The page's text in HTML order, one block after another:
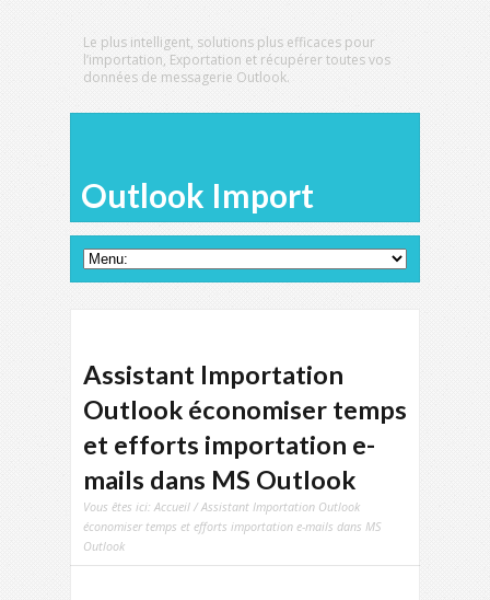
Le plus intelligent, solutions plus efficaces pour
l’importation, Exportation et récupérer toutes vos
données de messagerie Outlook.
Outlook Import
Assistant Importation
Outlook économiser temps
et efforts importation e-
mails dans MS Outlook
Vous êtes ici: Accueil / Assistant Importation Outlook
économiser temps et efforts importation e-mails dans MS
Outlook